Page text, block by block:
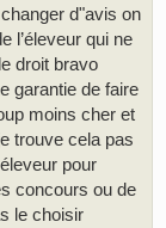
d"avis on
l’éleveur qui ne
droit bravo
garantie de faire
moins cher et
trouve cela pas
pour
concours ou de
le choisir